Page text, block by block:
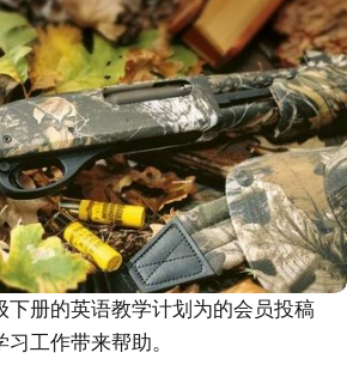
下册的英语教学计划 为的会员投稿
工作带来帮助。